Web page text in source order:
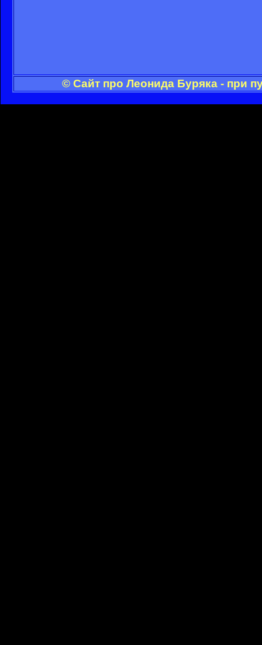
© Сайт про Леонида Буряка - при